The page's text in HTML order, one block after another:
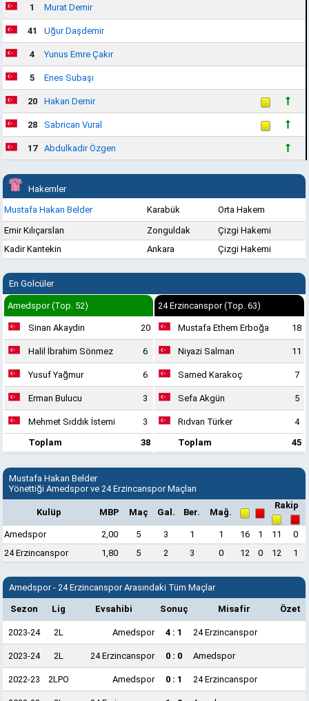
1 Murat Demir
41 Uğur Daşdemir
4 Yunus Emre Çakır
5 Enes Subaşı
20 Hakan Demir
28 Sabrican Vural
17 Abdulkadir Özgen
Hakemler
Mustafa Hakan Belder
Karabük
Orta Hakem
Emir Kılıçarslan
Zonguldak
Çizgi Hakemi
Kadir Kantekin
Ankara Çizgi Hakemi
En Golcüler
Amedspor (Top. 52)
Sinan Akaydin 20
Halil İbrahim Sönmez 6
Yusuf Yağmur 6
Erman Bulucu 3
Mehmet Sıddık İstemi
3
Toplam
38
24 Erzincanspor (Top. 63)
Mustafa Ethem Erboğa 18
Niyazi Salman 11
Samed Karakoç 7
Sefa Akgün 5
Rıdvan Türker
4
Toplam
45
Mustafa Hakan Belder
Yönettiği Amedspor ve 24 Erzincanspor Maçları
Kulüp MBP Maç Gal. Ber. Mağ.
Rakip
Amedspor 2,00 5 3 1 1 16 1 11
0
24 Erzincanspor
1,80 5 2 3 0 12 0 12 1
Amedspor - 24 Erzincanspor Arasındaki Tüm Maçlar
Sezon Lig Evsahibi Sonuç Misafir Özet
2023-24 2L Amedspor 4 : 1 24 Erzincanspor
2023-24 2L 24 Erzincanspor 0 : 0 Amedspor
2022-23 2LPO Amedspor 0 : 1 24 Erzincanspor